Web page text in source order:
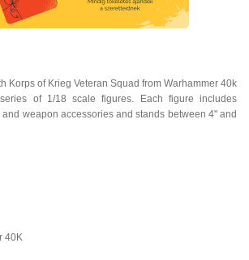
Korps of Krieg Veteran Squad from Warhammer 40k
of 1/18 scale figures. Each figure includes
weapon accessories and stands between 4" and
40K